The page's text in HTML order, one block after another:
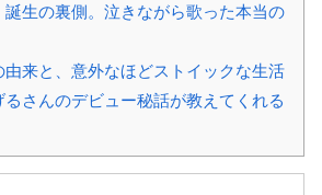
誕生の裏側。泣きながら歌った本当の
由来と、意外なほどストイックな生活
るさんのデビュー秘話が教えてくれる